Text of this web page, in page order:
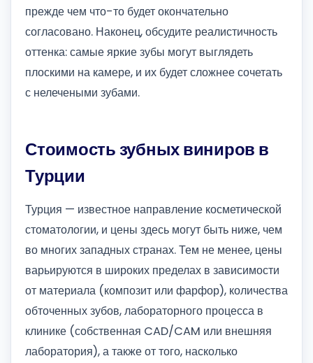
прежде чем что-то будет окончательно
согласовано. Наконец, обсудите реалистичность
оттенка: самые яркие зубы могут выглядеть
плоскими на камере, и их будет сложнее сочетать
с нелечеными зубами.
Стоимость зубных виниров в
Турции
Турция — известное направление косметической
стоматологии, и цены здесь могут быть ниже, чем
во многих западных странах. Тем не менее, цены
варьируются в широких пределах в зависимости
от материала (композит или фарфор), количества
обточенных зубов, лабораторного процесса в
клинике (собственная CAD/CAM или внешняя
лаборатория), а также от того, насколько